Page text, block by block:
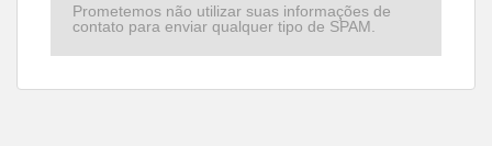
Prometemos não utilizar suas informações de
contato para enviar qualquer tipo de SPAM.